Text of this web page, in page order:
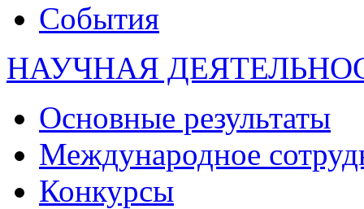
События
НАУЧНАЯ
Основные результаты
Международное
Конкурсы